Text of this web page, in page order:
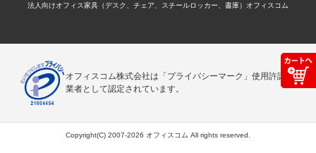
法人向けオフィス家具（デスク、チェア、スチールロッカー、書庫）オフィスコム
オフィスコム株式会社は「プライバシーマーク」使用許諾事
業者として認定されています。
Copyright(C) 2007-2026 オフィスコム All rights reserved.